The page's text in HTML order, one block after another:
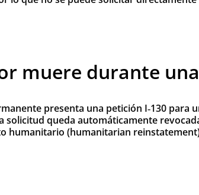
muere durante
presenta una petición I‑130
solicitud queda automáticamente
humanitario (humanitarian